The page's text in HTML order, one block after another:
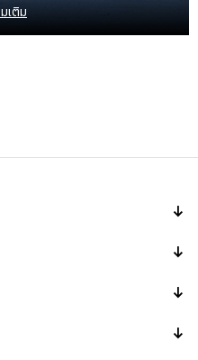
เติม
↓
↓
↓
↓